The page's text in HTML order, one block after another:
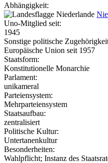
Abhängigkeit:
Uno-Mitglied seit:
1945
Sonstige politische
Europäische Union seit 1957
Staatsform:
Konstitutionelle Monarchie
Parlament:
unikameral
Parteiensystem:
Mehrparteiensystem
Staatsaufbau:
zentralisiert
Politische Kultur:
Untertanenkultur
Besonderheiten:
Wahlpflicht; Instanz des